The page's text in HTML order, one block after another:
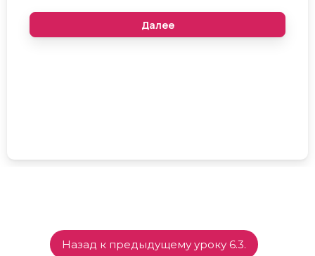
Назад к предыдущему уроку 6.3.